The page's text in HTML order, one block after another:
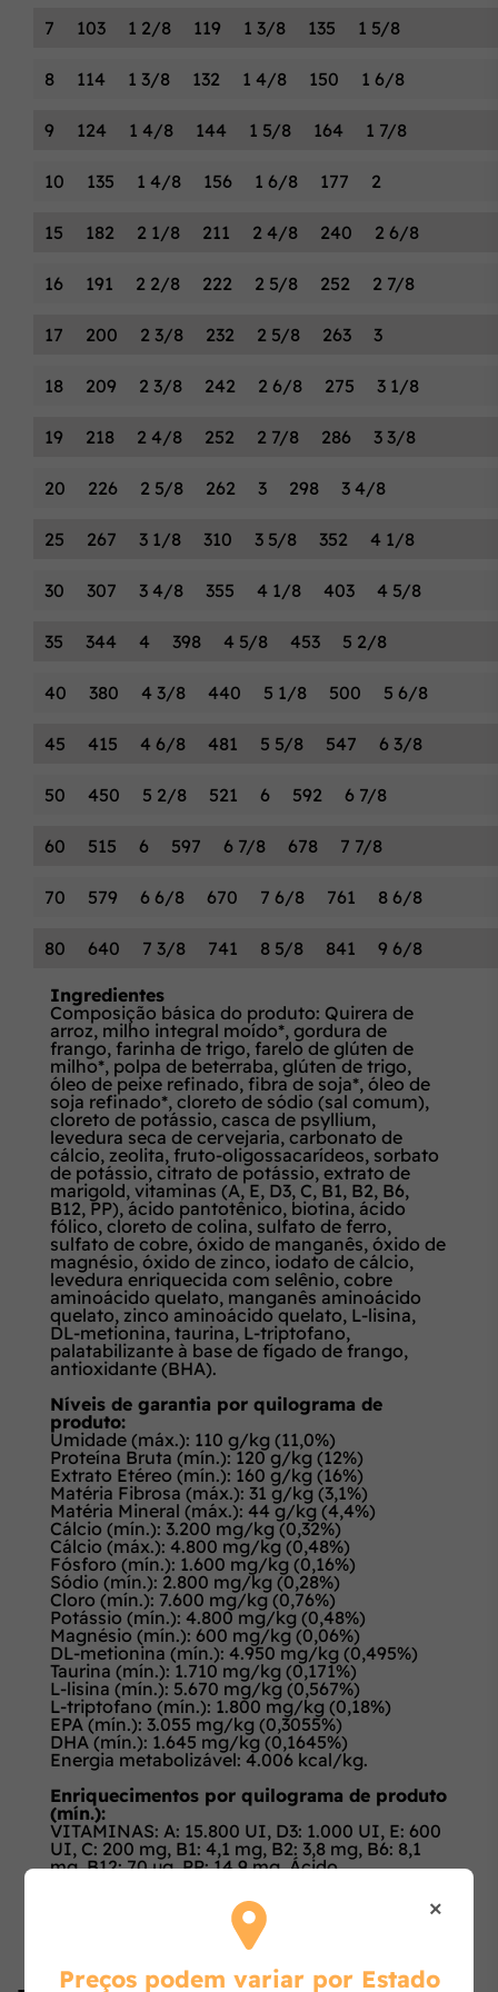
7 103 1 2/8 119 1 3/8 135 1 5/8
8 114 1 3/8 132 1 4/8 150 1 6/8
9 124 1 4/8 144 1 5/8 164 1 7/8
10 135 1 4/8 156 1 6/8 177 2
15 182 2 1/8 211 2 4/8 240 2 6/8
16 191 2 2/8 222 2 5/8 252 2 7/8
17 200 2 3/8 232 2 5/8 263 3
18 209 2 3/8 242 2 6/8 275 3 1/8
19 218 2 4/8 252 2 7/8 286 3 3/8
20 226 2 5/8 262 3 298 3 4/8
25 267 3 1/8 310 3 5/8 352 4 1/8
30 307 3 4/8 355 4 1/8 403 4 5/8
35 344 4 398 4 5/8 453 5 2/8
40 380 4 3/8 440 5 1/8 500 5 6/8
45 415 4 6/8 481 5 5/8 547 6 3/8
50 450 5 2/8 521 6 592 6 7/8
60 515 6 597 6 7/8 678 7 7/8
70 579 6 6/8 670 7 6/8 761 8 6/8
80 640 7 3/8 741 8 5/8 841 9 6/8
Ingredientes
Composição básica do produto: Quirera de
arroz, milho integral moído*, gordura de
frango, farinha de trigo, farelo de glúten de
milho*, polpa de beterraba, glúten de trigo,
óleo de peixe refinado, fibra de soja*, óleo de
soja refinado*, cloreto de sódio (sal comum),
cloreto de potássio, casca de psyllium,
levedura seca de cervejaria, carbonato de
cálcio, zeolita, fruto-oligossacarídeos, sorbato
de potássio, citrato de potássio, extrato de
marigold, vitaminas (A, E, D3, C, B1, B2, B6,
B12, PP), ácido pantotênico, biotina, ácido
fólico, cloreto de colina, sulfato de ferro,
sulfato de cobre, óxido de manganês, óxido de
magnésio, óxido de zinco, iodato de cálcio,
levedura enriquecida com selênio, cobre
aminoácido quelato, manganês aminoácido
quelato, zinco aminoácido quelato, L-lisina,
DL-metionina, taurina, L-triptofano,
palatabilizante à base de fígado de frango,
antioxidante (BHA).
Níveis de garantia por quilograma de
produto:
Umidade (máx.): 110 g/kg (11,0%)
Proteína Bruta (mín.): 120 g/kg (12%)
Extrato Etéreo (mín.): 160 g/kg (16%)
Matéria Fibrosa (máx.): 31 g/kg (3,1%)
Matéria Mineral (máx.): 44 g/kg (4,4%)
Cálcio (mín.): 3.200 mg/kg (0,32%)
Cálcio (máx.): 4.800 mg/kg (0,48%)
Fósforo (mín.): 1.600 mg/kg (0,16%)
Sódio (mín.): 2.800 mg/kg (0,28%)
Cloro (mín.): 7.600 mg/kg (0,76%)
Potássio (mín.): 4.800 mg/kg (0,48%)
Magnésio (mín.): 600 mg/kg (0,06%)
DL-metionina (mín.): 4.950 mg/kg (0,495%)
Taurina (mín.): 1.710 mg/kg (0,171%)
L-lisina (mín.): 5.670 mg/kg (0,567%)
L-triptofano (mín.): 1.800 mg/kg (0,18%)
EPA (mín.): 3.055 mg/kg (0,3055%)
DHA (mín.): 1.645 mg/kg (0,1645%)
Energia metabolizável: 4.006 kcal/kg.
Enriquecimentos por quilograma de produto
(mín.):
VITAMINAS: A: 15.800 UI, D3: 1.000 UI, E: 600
UI, C: 200 mg, B1: 4,1 mg, B2: 3,8 mg, B6: 8,1
mg, B12: 70 µg, PP: 14,9 mg, Ácido
Biotina: 1,07 mg, Colina: 1.680 mg.
MINERAIS: Cobre: 13 mg, Ferro: 41 mg,
Manganês: 53 mg, Iodo: 4,1 mg, Zinco: 159 mg,
×
Preços podem variar por Estado